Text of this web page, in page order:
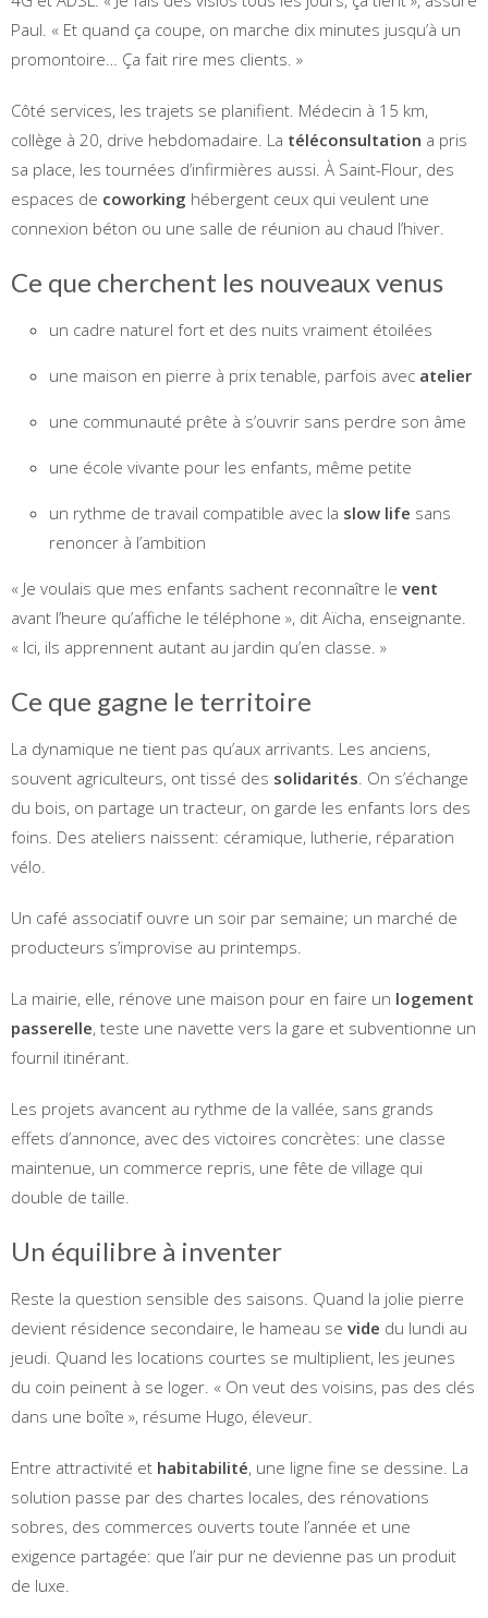
Paul. « Et quand ça coupe, on marche dix minutes jusqu’à un
promontoire… Ça fait rire mes clients. »
Côté services, les trajets se planifient. Médecin à 15 km,
collège à 20, drive hebdomadaire. La téléconsultation a pris
sa place, les tournées d’infirmières aussi. À Saint-Flour, des
espaces de coworking hébergent ceux qui veulent une
connexion béton ou une salle de réunion au chaud l’hiver.
Ce que cherchent les nouveaux venus
un cadre naturel fort et des nuits vraiment étoilées
une maison en pierre à prix tenable, parfois avec atelier
une communauté prête à s’ouvrir sans perdre son âme
une école vivante pour les enfants, même petite
un rythme de travail compatible avec la slow life sans
renoncer à l’ambition
« Je voulais que mes enfants sachent reconnaître le vent
avant l’heure qu’affiche le téléphone », dit Aïcha, enseignante.
« Ici, ils apprennent autant au jardin qu’en classe. »
Ce que gagne le territoire
La dynamique ne tient pas qu’aux arrivants. Les anciens,
souvent agriculteurs, ont tissé des solidarités . On s’échange
du bois, on partage un tracteur, on garde les enfants lors des
foins. Des ateliers naissent: céramique, lutherie, réparation
vélo.
Un café associatif ouvre un soir par semaine; un marché de
producteurs s’improvise au printemps.
La mairie, elle, rénove une maison pour en faire un logement
passerelle, teste une navette vers la gare et subventionne un
fournil itinérant.
Les projets avancent au rythme de la vallée, sans grands
effets d’annonce, avec des victoires concrètes: une classe
maintenue, un commerce repris, une fête de village qui
double de taille.
Un équilibre à inventer
Reste la question sensible des saisons. Quand la jolie pierre
devient résidence secondaire, le hameau se vide du lundi au
jeudi. Quand les locations courtes se multiplient, les jeunes
du coin peinent à se loger. « On veut des voisins, pas des clés
dans une boîte », résume Hugo, éleveur.
Entre attractivité et habitabilité, une ligne fine se dessine. La
solution passe par des chartes locales, des rénovations
sobres, des commerces ouverts toute l’année et une
exigence partagée: que l’air pur ne devienne pas un produit
de luxe.